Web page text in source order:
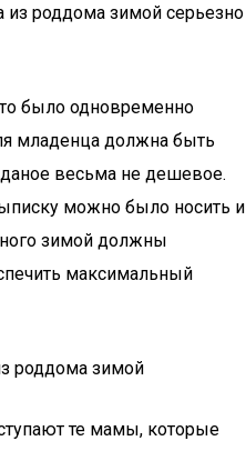
роддома зимой серьезно
было одновременно
младенца должна быть
весьма не дешевое.
можно было носить и
зимой должны
максимальный
роддома зимой
те мамы, которые